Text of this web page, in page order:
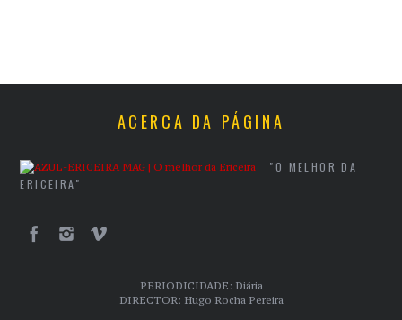
ACERCA DA PÁGINA
"O MELHOR DA
ERICEIRA"
PERIODICIDADE: Diária
DIRECTOR: Hugo Rocha Pereira